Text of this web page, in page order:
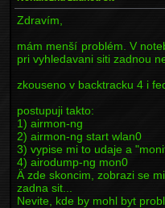
Zdravím,
mám menší problém. V
pri vyhledavani siti zadnou
zkouseno v backtracku 4 i
postupuji takto:
1) airmon-ng
2) airmon-ng start wlan0
3) vypise mi to udaje a
4) airodump-ng mon0
Ä zde skoncim, zobrazi se
zadna sit...
Nevite, kde by mohl byt